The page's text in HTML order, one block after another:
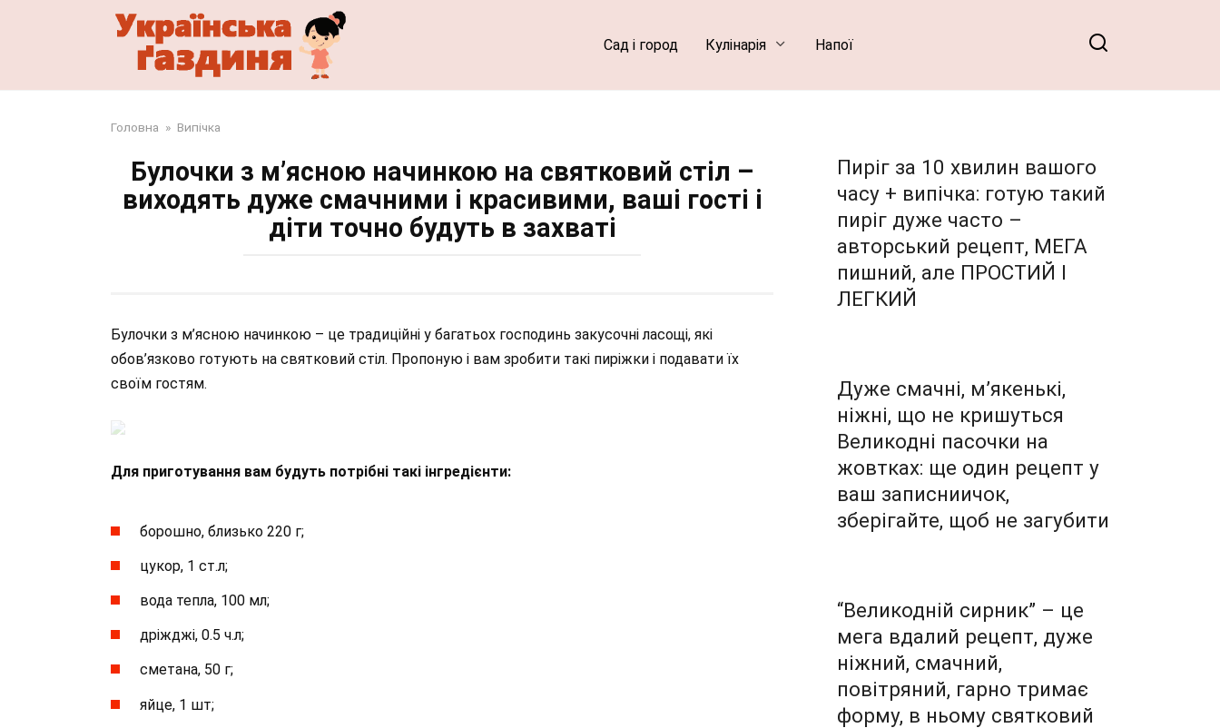
Сад і город Кулінарія Напої
Головна » Випічка
Булочки з м’ясною начинкою на святковий стіл –
виходять дуже смачними і красивими, ваші гості і
діти точно будуть в захваті
Булочки з м’ясною начинкою – це традиційні у багатьох господинь закусочні ласощі, які
обов’язково готують на святковий стіл. Пропоную і вам зробити такі пиріжки і подавати їх
своїм гостям.
Для приготування вам будуть потрібні такі інгредієнти:
борошно, близько 220 г;
цукор, 1 ст.л;
вода тепла, 100 мл;
дріжджі, 0.5 ч.л;
сметана, 50 г;
яйце, 1 шт;
Пиріг за 10 хвилин вашого
часу + випічка: готую такий
пиріг дуже часто –
авторський рецепт, МЕГА
пишний, але ПРОСТИЙ І
ЛЕГКИЙ
Дуже смачні, м’якенькі,
ніжні, що не кришуться
Великодні пасочки на
жовтках: ще один рецепт у
ваш записниичок,
зберігайте, щоб не загубити
“Великодній сирник” – це
мега вдалий рецепт, дуже
ніжний, смачний,
повітряний, гарно тримає
форму, в ньому святковий